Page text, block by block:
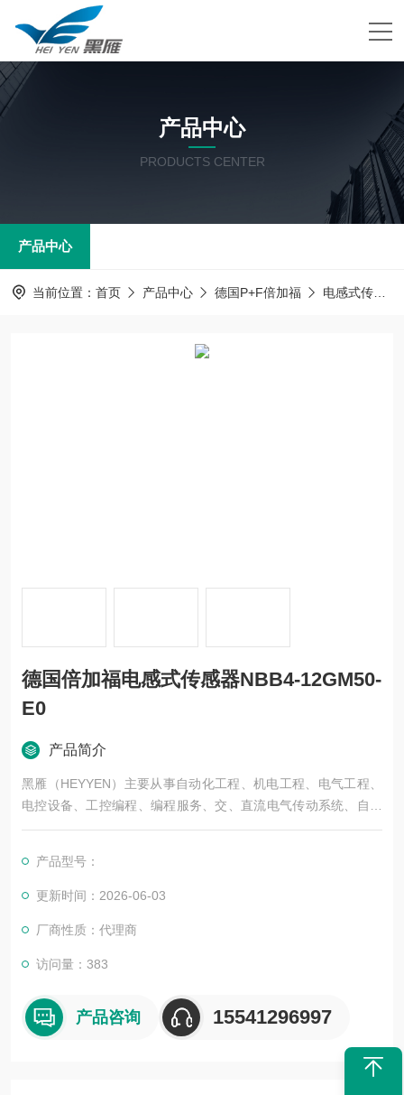
产品中心
PRODUCTS CENTER
产品中心
当前位置： 首页 产品中心 德国P+F倍加福 电感式传感器
德国倍加福电感式传感器NBB4-12GM50-
E0
产品简介
黑雁（HEYYEN）主要从事自动化工程、机电工程、电气工程、
电控设备、工控编程、编程服务、交、直流电气传动系统、自动
化控制系统及其装置的研究与服务，不但可以独立承包工程项
代化电控设备。
服务行业涉及冶金、石油、化工、纺织、食品、制药、电力、环
德国倍加福电感式传感器NBB4-12GM50-E0
产品型号：
更新时间：2026-06-03
厂商性质：代理商
访问量：383
产品咨询 15541296997